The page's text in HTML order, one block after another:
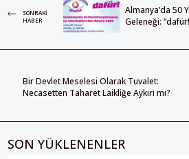
SONRAKI
HABER
Almanya’da 50
Geleneği:
Bir Devlet Meselesi Olarak Tuvalet:
Necasetten Taharet Laikliğe Aykırı mı?
SON YÜKLENENLER